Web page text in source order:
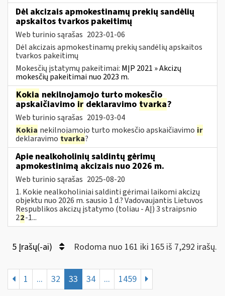
Dėl akcizais apmokestinamų prekių sandėlių
apskaitos tvarkos pakeitimų
Web turinio sąrašas 2023-01-06
Dėl akcizais apmokestinamų prekių sandėlių apskaitos
tvarkos pakeitimų
Mokesčių įstatymų pakeitimai: MĮP 2021 » Akcizų
mokesčių pakeitimai nuo 2023 m.
Kokia nekilnojamojo turto mokesčio
apskaičiavimo ir deklaravimo tvarka?
Web turinio sąrašas 2019-03-04
Kokia nekilnojamojo turto mokesčio apskaičiavimo ir
deklaravimo tvarka?
Apie nealkoholinių saldintų gėrimų
apmokestinimą akcizais nuo 2026 m.
Web turinio sąrašas 2025-08-20
1. Kokie nealkoholiniai saldinti gėrimai laikomi akcizų
objektu nuo 2026 m. sausio 1 d.? Vadovaujantis Lietuvos
Respublikos akcizų įstatymo (toliau - AĮ) 3 straipsnio
22-1...
5 Įrašų(-ai) Rodoma nuo 161 iki 165 iš 7,292 irašų.
1 ... 32 33 34 ... 1459